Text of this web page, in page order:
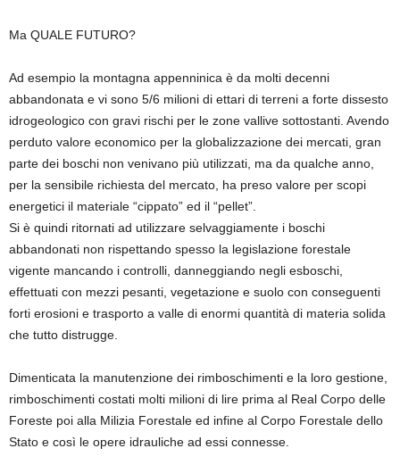
Ma QUALE FUTURO?
Ad esempio la montagna appenninica è da molti decenni
abbandonata e vi sono 5/6 milioni di ettari di terreni a forte dissesto
idrogeologico con gravi rischi per le zone vallive sottostanti. Avendo
perduto valore economico per la globalizzazione dei mercati gran
parte dei boschi non venivano più utilizzati, ma da qualche anno,
per la sensibile richiesta del mercato, ha preso valore per scopi
energetici il materiale “cippato” ed il “pellet”.
Si è quindi ritornati ad utilizzare selvaggiamente i boschi
abbandonati non rispettando spesso la legislazione forestale
vigente mancando i controlli, danneggiando negli esboschi
effettuati con mezzi pesanti vegetazione e suolo con conseguenti
forti erosioni e trasporto a valle di enormi quantità di materia solida
che tutto distrugge
Dimenticata la manutenzione dei rimboschimenti e la loro gestione,
rimboschimenti costati molti milioni di lire prima al Real Corpo delle
Foreste poi alla Milizia Forestale ed infine al Corpo Forestale dello
Stato e così le opere idrauliche ad essi connesse